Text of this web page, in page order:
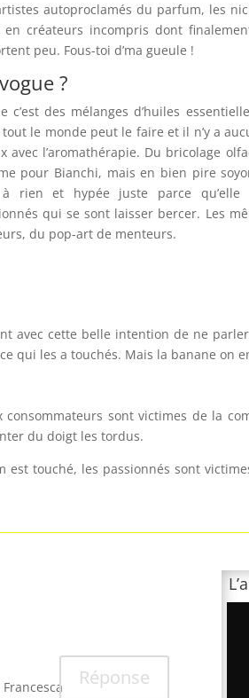
autoproclamés du parfum, les
en créateurs incompris dont
peu. Fous-toi d’ma gueule !
?
c’est des mélanges d’huiles
tout le monde peut le faire et il n’y a
avec l’aromathérapie. Du bricolage
pour Bianchi, mais en bien pire
rien et hypée juste parce qu’elle
qui se sont laisser bercer. Les
du pop-art de menteurs.
avec cette belle intention de ne
qui les a touchés. Mais la banane on
sont victimes de la
du doigt les tordus.
est touché, les passionnés sont
Réponse